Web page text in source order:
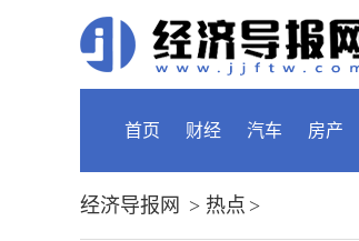
首页 财经 汽车 房产
经济导报网 > 热点 >